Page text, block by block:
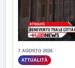
7 AGOSTO 2026
ATTUALITÀ